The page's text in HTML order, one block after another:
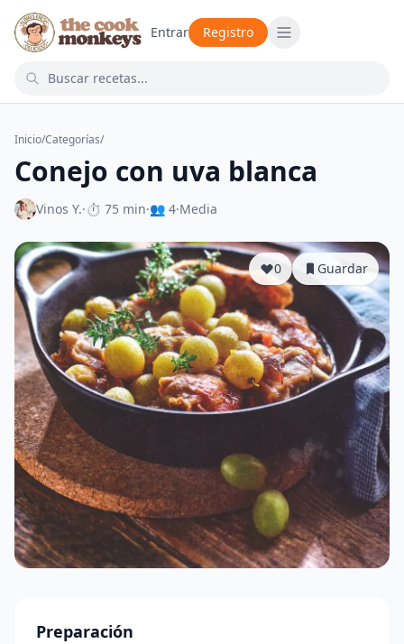
Entrar Registro
Inicio/Categorías/
Conejo con uva blanca
Vinos Y.·⏱ 75 min·👥 4·Media
0 Guardar
Preparación